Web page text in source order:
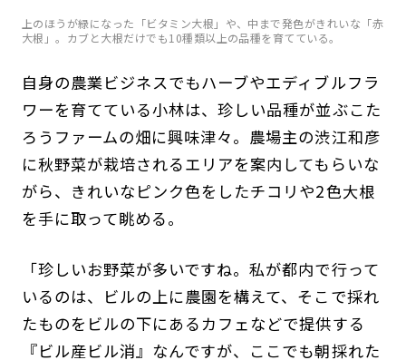
上のほうが緑になった「ビタミン大根」や、中まで発色がきれいな「赤
大根」。カブと大根だけでも10種類以上の品種を育てている。
自身の農業ビジネスでもハーブやエディブルフラ
ワーを育てている小林は、珍しい品種が並ぶこた
ろうファームの畑に興味津々。農場主の渋江和彦
に秋野菜が栽培されるエリアを案内してもらいな
がら、きれいなピンク色をしたチコリや2色大根
を手に取って眺める。
「珍しいお野菜が多いですね。私が都内で行って
いるのは、ビルの上に農園を構えて、そこで採れ
たものをビルの下にあるカフェなどで提供する
『ビル産ビル消』なんですが、ここでも朝採れた